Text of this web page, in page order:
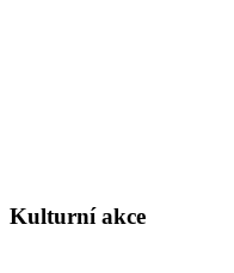
Kulturní akce